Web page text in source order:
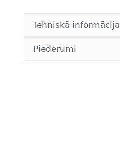
Tehniskā informācija
Piederumi